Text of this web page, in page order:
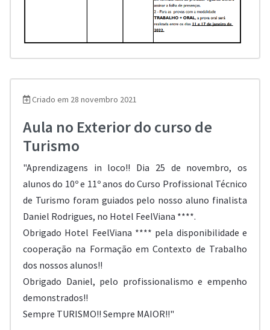
Criado em 28 novembro 2021
Aula no Exterior do curso de
Turismo
"Aprendizagens in loco!! Dia 25 de novembro, os
alunos do 10º e 11º anos do Curso Profissional Técnico
de Turismo foram guiados pelo nosso aluno finalista
Daniel Rodrigues, no Hotel FeelViana ****.
Obrigado Hotel FeelViana **** pela disponibilidade e
cooperação na Formação em Contexto de Trabalho
dos nossos alunos!!
Obrigado Daniel, pelo profissionalismo e empenho
demonstrados!!
Sempre TURISMO!! Sempre MAIOR!!"